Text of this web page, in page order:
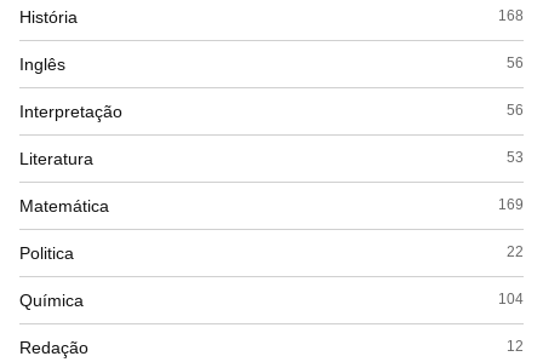
História 168
Inglês 56
Interpretação 56
Literatura 53
Matemática 169
Politica 22
Química 104
Redação 12